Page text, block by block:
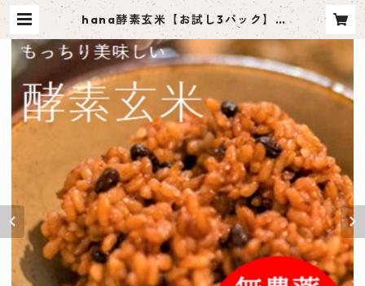
hana酵素玄米【お試し3パック】 |
hana百貨店